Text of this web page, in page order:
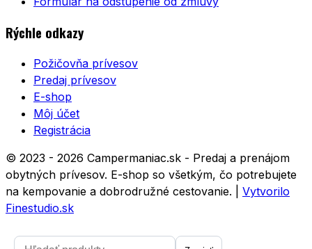
Rýchle odkazy
Požičovňa prívesov
Predaj prívesov
E-shop
Môj účet
Registrácia
© 2023 - 2026 Campermaniac.sk - Predaj a prenájom
obytných prívesov. E-shop so všetkým, čo potrebujete
na kempovanie a dobrodružné cestovanie.
Vytvorilo
Finestudio.sk